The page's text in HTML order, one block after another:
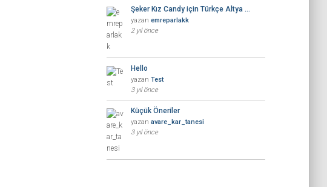
Şeker Kız Candy için Türkçe Altya …
yazan emreparlakk
2 yıl önce
Hello
yazan Test
3 yıl önce
Küçük Öneriler
yazan avare_kar_tanesi
3 yıl önce